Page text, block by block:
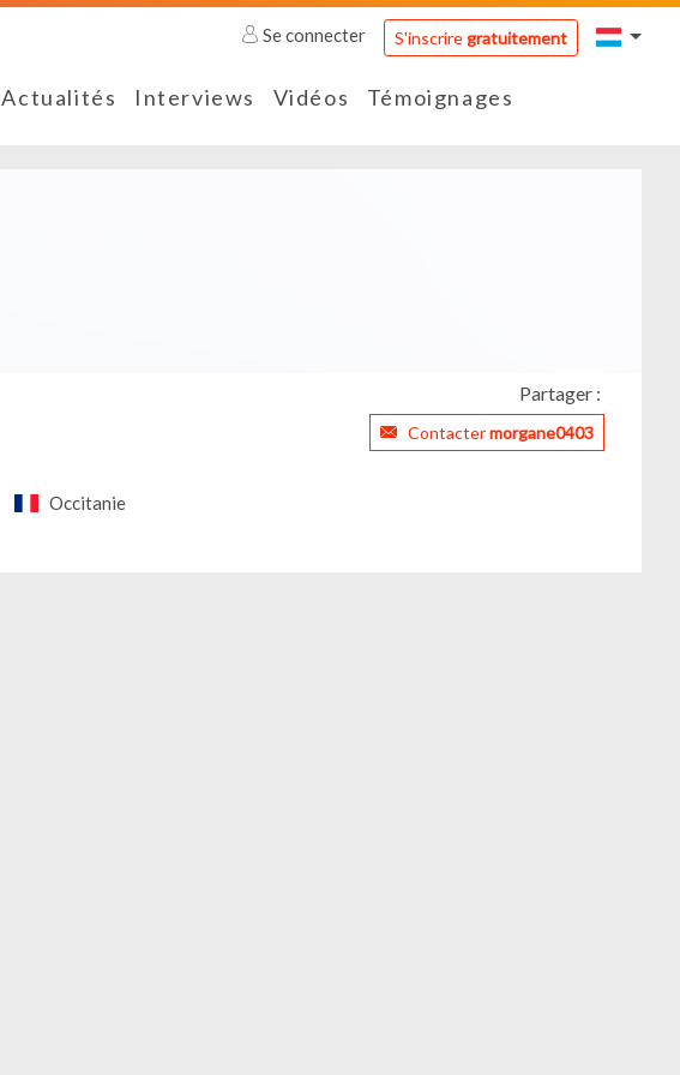
Se connecter S'inscriregratuitement
Actualités Interviews Vidéos Témoignages
Partager :
Contactermorgane0403
Occitanie